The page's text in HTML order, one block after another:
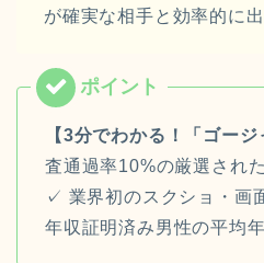
が確実な相手と効率的に
【3分でわかる！「ゴージ
査通過率10%の厳選され
✓ 業界初のスクショ・画
年収証明済み男性の平均